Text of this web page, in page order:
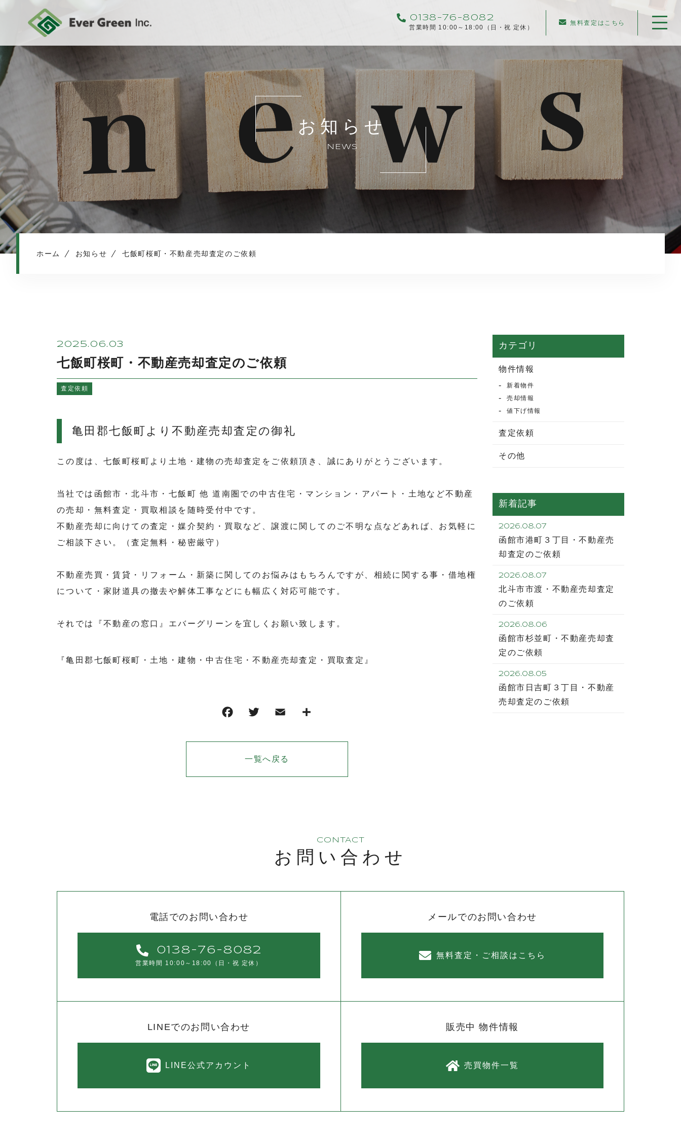
0138-76-8082
営業時間 10:00～18:00（日・祝 定休）
無料査定はこちら
当社について
不動産売却について
仲介売却
業者買取
不動産相続
プライバシーポリシー
お知らせ
NEWS
ホーム お知らせ 七飯町桜町・不動産売却査定のご依頼
2025.06.03
七飯町桜町・不動産売却査定のご依頼
査定依頼
亀田郡七飯町より不動産売却査定の御礼
この度は、七飯町桜町より土地・建物の売却査定をご依頼頂き、誠にありがとうございます。
当社では函館市・北斗市・七飯町 他 道南圏での中古住宅・マンション・アパート・土地など不動産
の売却・無料査定・買取相談を随時受付中です。
不動産売却に向けての査定・媒介契約・買取など、譲渡に関してのご不明な点などあれば、お気軽に
ご相談下さい。（査定無料・秘密厳守）
不動産売買・賃貸・リフォーム・新築に関してのお悩みはもちろんですが、相続に関する事・借地権
について・家財道具の撤去や解体工事などにも幅広く対応可能です。
それでは『不動産の窓口』エバーグリーンを宜しくお願い致します。
『亀田郡七飯町桜町・土地・建物・中古住宅・不動産売却査定・買取査定』
一覧へ戻る
カテゴリ
物件情報
新着物件
売却情報
値下げ情報
査定依頼
その他
新着記事
2026.08.07
函館市港町３丁目・不動産売
却査定のご依頼
2026.08.07
北斗市市渡・不動産売却査定
のご依頼
2026.08.06
函館市杉並町・不動産売却査
定のご依頼
2026.08.05
函館市日吉町３丁目・不動産
売却査定のご依頼
CONTACT
お問い合わせ
電話でのお問い合わせ
0138-76-8082
営業時間 10:00～18:00 （日・祝 定休）
メールでのお問い合わせ
無料査定・ご相談はこちら
LINEでのお問い合わせ
LINE公式アカウント
販売中 物件情報
売買物件一覧